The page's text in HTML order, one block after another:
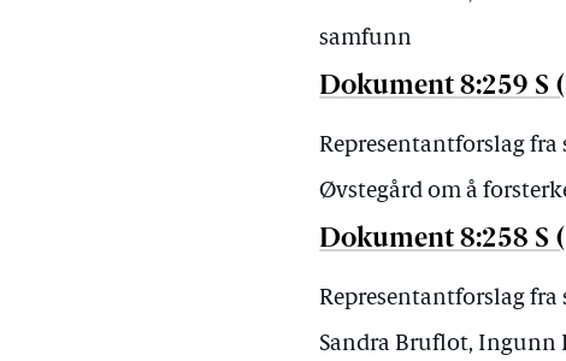
samfunn
Dokument 8:259 S
Representantforslag
Øvstegård om å
Dokument 8:258 S
Representantforslag
Sandra Bruflot, Ingunn